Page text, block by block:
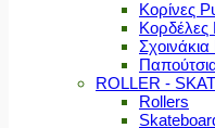
Κορίνες
Κορδέλες
ROLLER -
Rollers